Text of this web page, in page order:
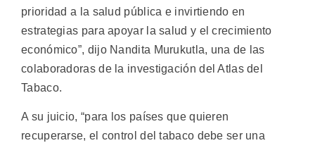
prioridad a la salud pública e invirtiendo en
estrategias para apoyar la salud y el crecimiento
económico”, dijo Nandita Murukutla, una de las
colaboradoras de la investigación del Atlas del
Tabaco.
A su juicio, “para los países que quieren
recuperarse, el control del tabaco debe ser una